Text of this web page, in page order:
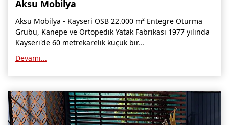
Aksu Mobilya
Aksu Mobilya - Kayseri OSB 22.000 m² Entegre Oturma
Grubu, Kanepe ve Ortopedik Yatak Fabrikası 1977 yılında
Kayseri'de 60 metrekarelik küçük bir...
Devamı...